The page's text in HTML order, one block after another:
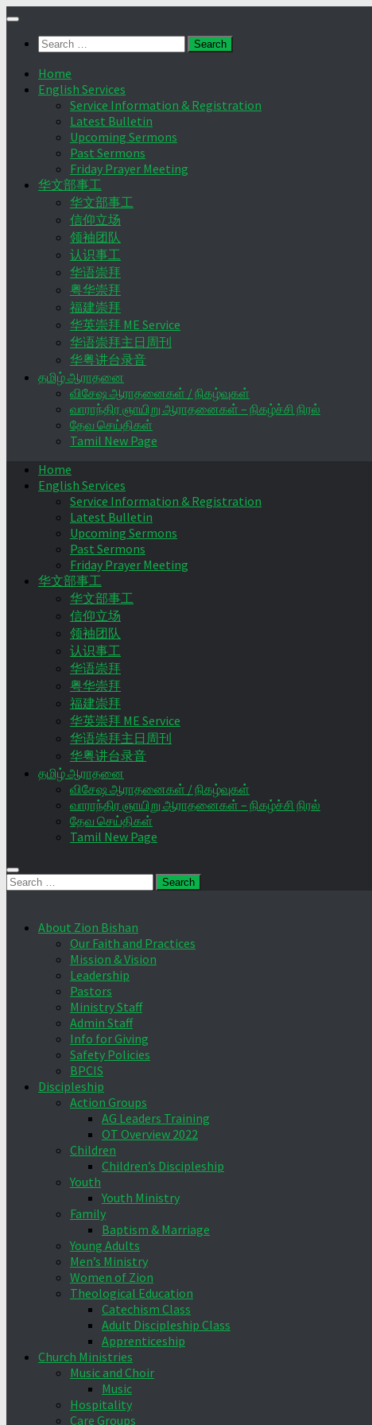
Skip
contentSearch
Home
English Services
Service Information & Registration
Latest Bulletin
Upcoming Sermons
Past Sermons
Friday Prayer Meeting
华文部事工
华文部事工
信仰立场
领袖团队
认识事工
华语崇拜
粤华崇拜
福建崇拜
华英崇拜 ME Service
华语崇拜主日周刊
华粤讲台录音
தமிழ் ஆராதனை
விசேஷ ஆராதனைகள் / நிகழ்வுகள்
வாராந்திர ஞாயிறு ஆராதனைகள் – நிகழ்ச்சி நிரல்
தேவ செய்திகள்
Tamil New Page
Home
English Services
Service Information & Registration
Latest Bulletin
Upcoming Sermons
Past Sermons
Friday Prayer Meeting
华文部事工
华文部事工
信仰立场
领袖团队
认识事工
华语崇拜
粤华崇拜
福建崇拜
华英崇拜 ME Service
华语崇拜主日周刊
华粤讲台录音
தமிழ் ஆராதனை
விசேஷ ஆராதனைகள் / நிகழ்வுகள்
வாராந்திர ஞாயிறு ஆராதனைகள் – நிகழ்ச்சி நிரல்
தேவ செய்திகள்
Tamil New Page
Search
About Zion Bishan
Our Faith and Practices
Mission & Vision
Leadership
Pastors
Ministry Staff
Admin Staff
Info for Giving
Safety Policies
BPCIS
Discipleship
Action Groups
AG Leaders Training
OT Overview 2022
Children
Children’s Discipleship
Youth
Youth Ministry
Family
Baptism & Marriage
Young Adults
Men’s Ministry
Women of Zion
Theological Education
Catechism Class
Adult Discipleship Class
Apprenticeship
Church Ministries
Music and Choir
Music
Hospitality
Care Groups